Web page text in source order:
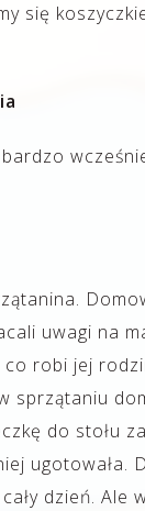
się
uwagi na
robi jej
sprzątaniu
do stołu
ugotowała.
dzień. Ale